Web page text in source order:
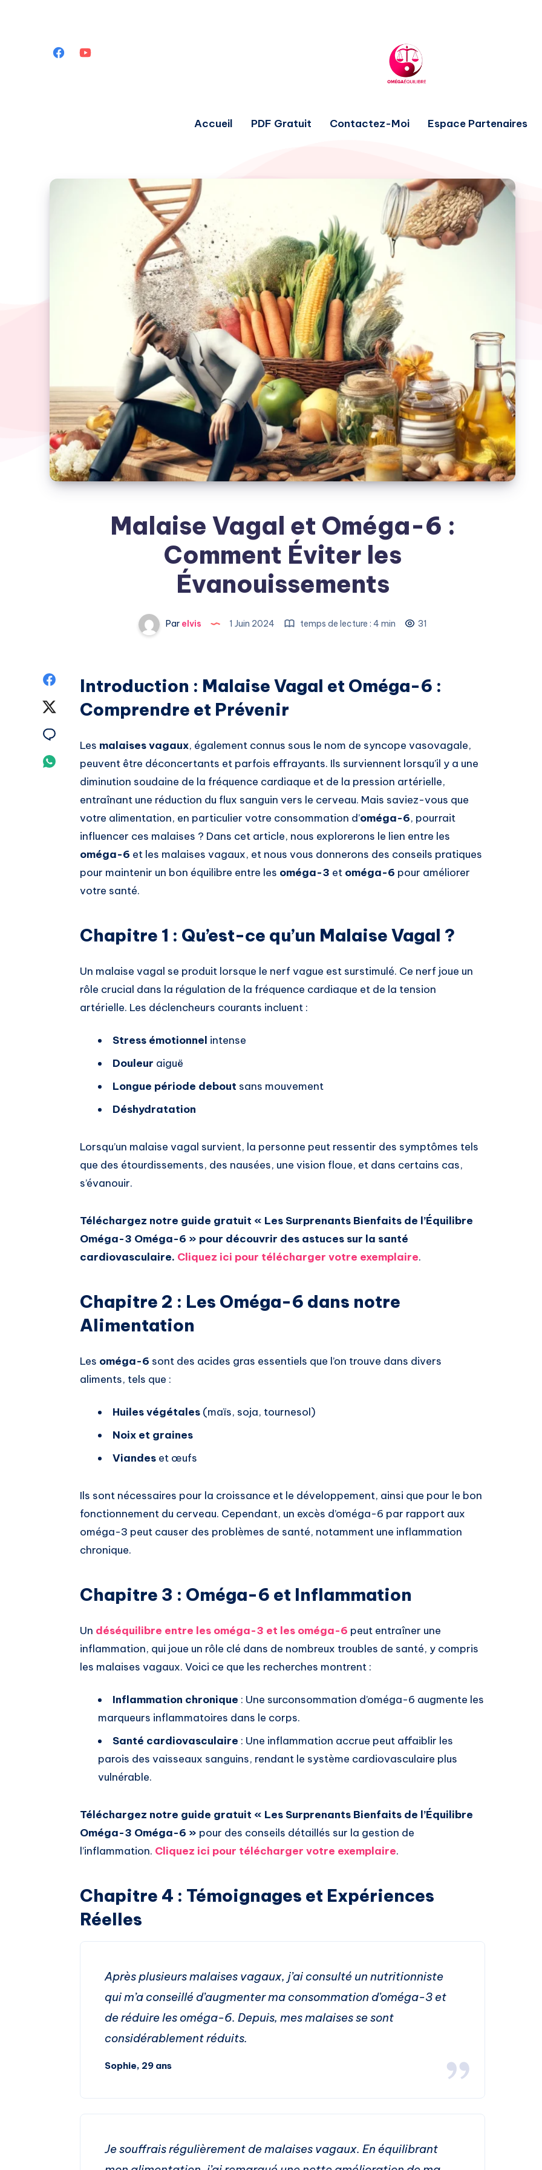
Accueil PDF Gratuit Contactez-Moi Espace Partenaires
Malaise Vagal et Oméga-6 :
Comment Éviter les
Évanouissements
Parelvis 1 Juin 2024 temps de lecture : 4 min 31
Partagez
Partagez
Email
Partagez
Introduction : Malaise Vagal et Oméga-6 :
Comprendre et Prévenir
Les malaises vagaux, également connus sous le nom de syncope vasovagale,
peuvent être déconcertants et parfois effrayants. Ils surviennent lorsqu’il y a une
diminution soudaine de la fréquence cardiaque et de la pression artérielle,
entraînant une réduction du flux sanguin vers le cerveau. Mais saviez-vous que
votre alimentation, en particulier votre consommation d’oméga-6, pourrait
influencer ces malaises ? Dans cet article, nous explorerons le lien entre les
oméga-6 et les malaises vagaux, et nous vous donnerons des conseils pratiques
pour maintenir un bon équilibre entre les oméga-3 et oméga-6 pour améliorer
votre santé.
Chapitre 1 : Qu’est-ce qu’un Malaise Vagal ?
Un malaise vagal se produit lorsque le nerf vague est surstimulé. Ce nerf joue un
rôle crucial dans la régulation de la fréquence cardiaque et de la tension
artérielle. Les déclencheurs courants incluent :
Stress émotionnel intense
Douleur aiguë
Longue période debout sans mouvement
Déshydratation
Lorsqu’un malaise vagal survient, la personne peut ressentir des symptômes tels
que des étourdissements, des nausées, une vision floue, et dans certains cas,
s’évanouir.
Téléchargez notre guide gratuit « Les Surprenants Bienfaits de l’Équilibre
Oméga-3 Oméga-6 » pour découvrir des astuces sur la santé
cardiovasculaire. Cliquez ici pour télécharger votre exemplaire.
Chapitre 2 : Les Oméga-6 dans notre
Alimentation
Les oméga-6 sont des acides gras essentiels que l’on trouve dans divers
aliments, tels que :
Huiles végétales (maïs, soja, tournesol)
Noix et graines
Viandes et œufs
Ils sont nécessaires pour la croissance et le développement, ainsi que pour le bon
fonctionnement du cerveau. Cependant, un excès d’oméga-6 par rapport aux
oméga-3 peut causer des problèmes de santé, notamment une inflammation
chronique.
Chapitre 3 : Oméga-6 et Inflammation
Un déséquilibre entre les oméga-3 et les oméga-6 peut entraîner une
inflammation, qui joue un rôle clé dans de nombreux troubles de santé, y compris
les malaises vagaux. Voici ce que les recherches montrent :
Inflammation chronique : Une surconsommation d’oméga-6 augmente les
marqueurs inflammatoires dans le corps.
Santé cardiovasculaire : Une inflammation accrue peut affaiblir les
parois des vaisseaux sanguins, rendant le système cardiovasculaire plus
vulnérable.
Téléchargez notre guide gratuit « Les Surprenants Bienfaits de l’Équilibre
Oméga-3 Oméga-6 » pour des conseils détaillés sur la gestion de
l’inflammation. Cliquez ici pour télécharger votre exemplaire.
Chapitre 4 : Témoignages et Expériences
Réelles
Après plusieurs malaises vagaux, j’ai consulté un nutritionniste
qui m’a conseillé d’augmenter ma consommation d’oméga-3 et
de réduire les oméga-6. Depuis, mes malaises se sont
considérablement réduits.
Sophie, 29 ans
Je souffrais régulièrement de malaises vagaux. En équilibrant